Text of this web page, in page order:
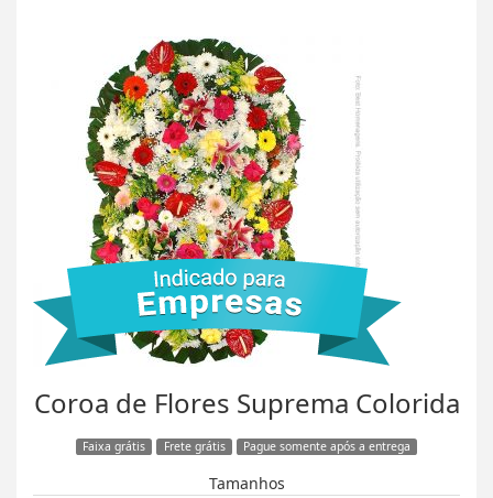
Coroa de Flores Suprema Colorida
Faixa grátis Frete grátis Pague somente após a entrega
Tamanhos